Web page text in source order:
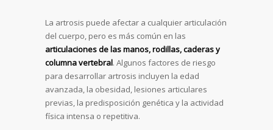
La artrosis puede afectar a cualquier articulación
del cuerpo, pero es más común en las
articulaciones de las manos, rodillas, caderas y
columna vertebral. Algunos factores de riesgo
para desarrollar artrosis incluyen la edad
avanzada, la obesidad, lesiones articulares
previas, la predisposición genética y la actividad
física intensa o repetitiva.